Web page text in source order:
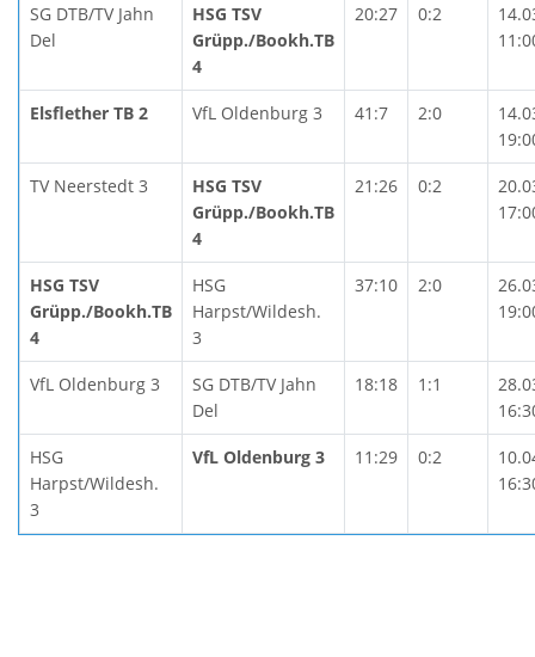
SG DTB/TV Jahn
Del
HSG TSV
Grüpp./Bookh.TB
4
20:27 0:2
Elsflether TB 2 VfL Oldenburg 3 41:7 2:0
TV Neerstedt 3
HSG TSV
Grüpp./Bookh.TB
4
21:26 0:2
HSG TSV
Grüpp./Bookh.TB
4
HSG
Harpst/Wildesh.
3
37:10 2:0
VfL Oldenburg 3
SG DTB/TV Jahn
Del
18:18 1:1
HSG
Harpst/Wildesh.
3
VfL Oldenburg 3 11:29 0:2